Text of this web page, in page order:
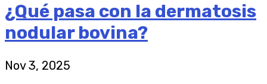
¿Qué pasa con la dermatosis
nodular bovina?
Nov 3, 2025